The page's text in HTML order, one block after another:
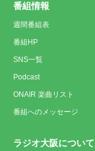
番組情報
週間番組表
番組HP
SNS一覧
Podcast
ONAIR 楽曲リスト
番組へのメッセージ
ラジオ大阪について